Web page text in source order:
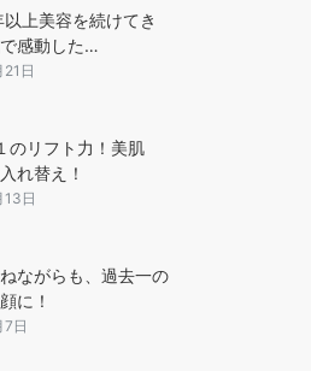
上美容を続けてき
感動した…
日
のリフト力！美肌
れ替え！
日
ながらも、過去一の
に！
日